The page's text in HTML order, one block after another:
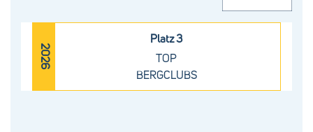
2026
Platz 3
TOP
BERGCLUBS